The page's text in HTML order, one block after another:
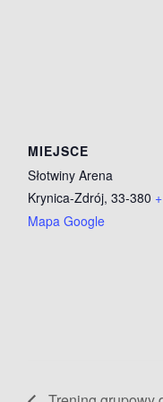
MIEJSCE
Słotwiny Arena
Krynica-Zdrój, 33-380 +
Mapa Google